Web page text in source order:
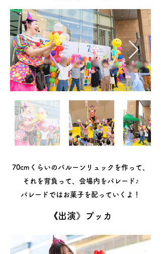
70cmくらいのバルーンリュックを作って、
それを背負って、会場内をパレード♪
​パレードではお菓子を配っていくよ！
《出演》プッカ